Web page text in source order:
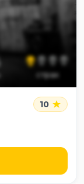
страх
10